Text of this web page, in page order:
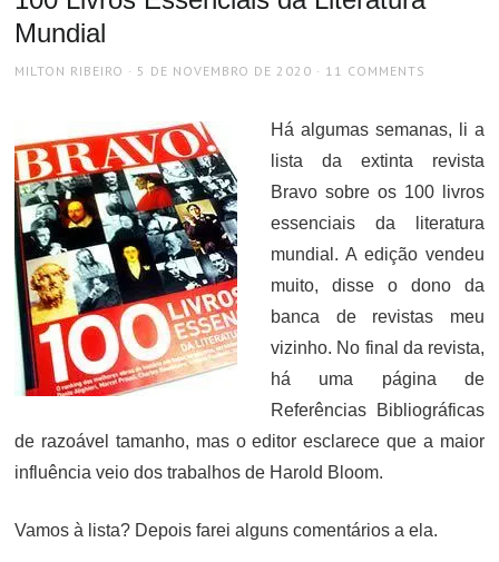
Mundial
AUTHOR
MILTON RIBEIRO
POSTED
5 DE NOVEMBRO DE 2020 11 COMMENTS
Há algumas semanas, li a
lista da extinta revista
Bravo sobre os 100 livros
essenciais da literatura
mundial. A edição vendeu
muito, disse o dono da
banca de revistas meu
vizinho. No final da revista,
há uma página de
Referências Bibliográficas
de razoável tamanho, mas o editor esclarece que a maior
influência veio dos trabalhos de Harold Bloom.
Vamos à lista? Depois farei alguns comentários a ela.